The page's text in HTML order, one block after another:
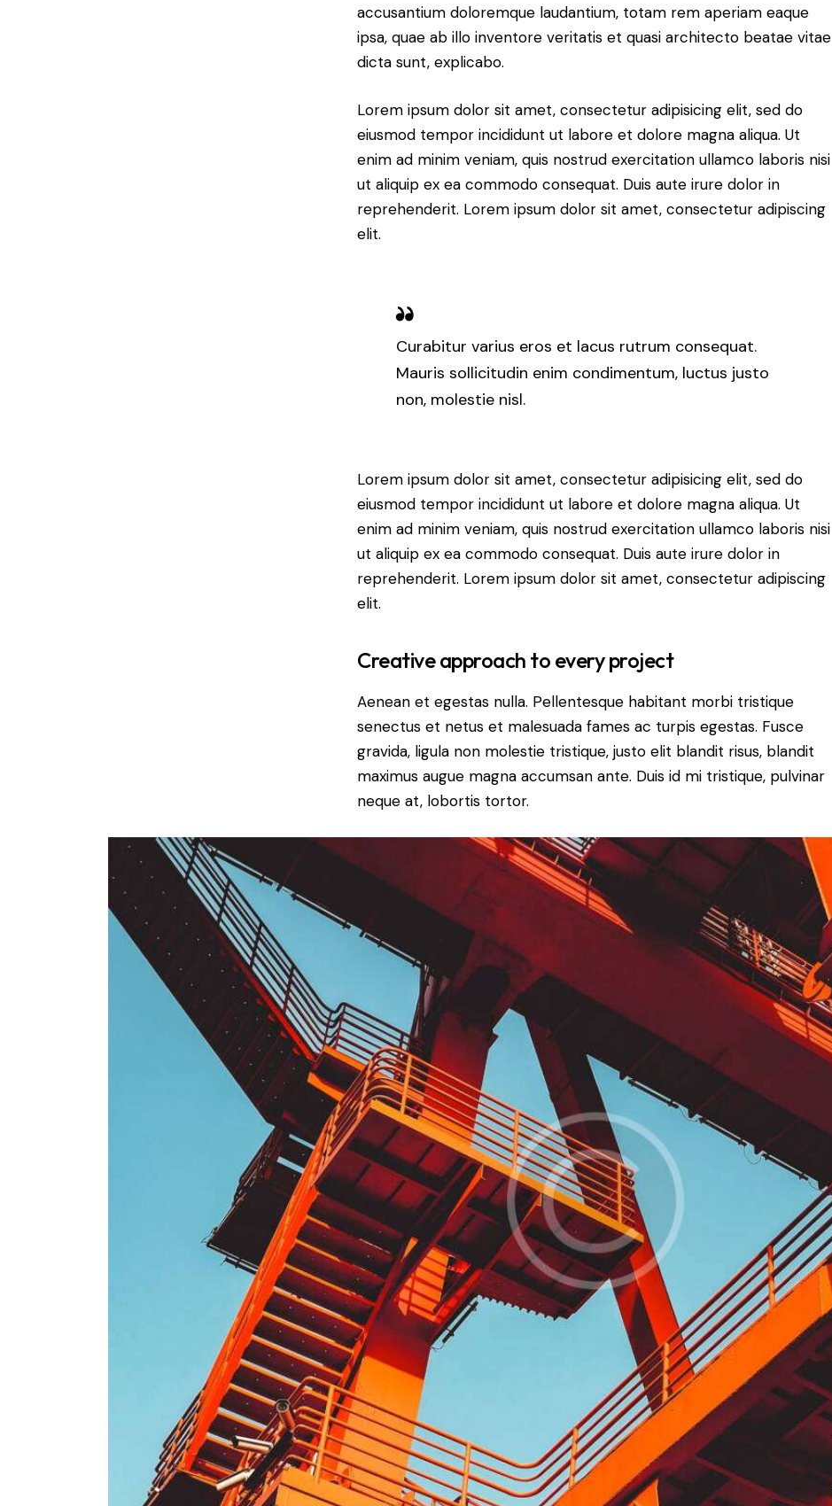
accusantium doloremque laudantium, totam rem aperiam eaque
ipsa, quae ab illo inventore veritatis et quasi architecto beatae vitae
dicta sunt, explicabo.
Lorem ipsum dolor sit amet, consectetur adipisicing elit, sed do
eiusmod tempor incididunt ut labore et dolore magna aliqua. Ut
enim ad minim veniam, quis nostrud exercitation ullamco laboris nisi
ut aliquip ex ea commodo consequat. Duis aute irure dolor in
reprehenderit. Lorem ipsum dolor sit amet, consectetur adipiscing
elit.
Curabitur varius eros et lacus rutrum consequat.
Mauris sollicitudin enim condimentum, luctus justo
non, molestie nisl.
Lorem ipsum dolor sit amet, consectetur adipisicing elit, sed do
eiusmod tempor incididunt ut labore et dolore magna aliqua. Ut
enim ad minim veniam, quis nostrud exercitation ullamco laboris nisi
ut aliquip ex ea commodo consequat. Duis aute irure dolor in
reprehenderit. Lorem ipsum dolor sit amet, consectetur adipiscing
elit.
Creative approach to every project
Aenean et egestas nulla. Pellentesque habitant morbi tristique
senectus et netus et malesuada fames ac turpis egestas. Fusce
gravida, ligula non molestie tristique, justo elit blandit risus, blandit
maximus augue magna accumsan ante. Duis id mi tristique, pulvinar
neque at, lobortis tortor.